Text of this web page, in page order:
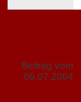
Beitrag vom
05.07.2004